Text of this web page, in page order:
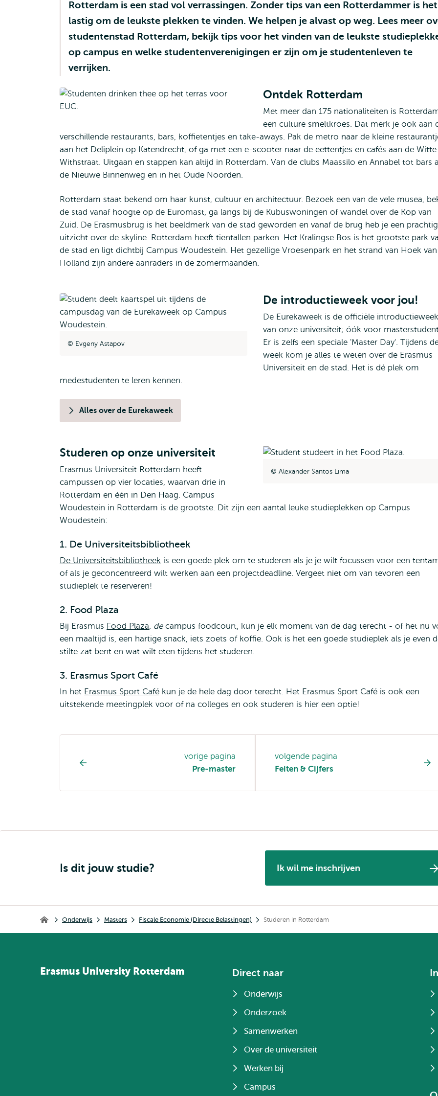
Rotterdam is een stad vol verrassingen. Zonder tips van een Rotterdammer is het
lastig om de leukste plekken te vinden. We helpen je alvast op weg. Lees meer
studentenstad Rotterdam, bekijk tips voor het vinden van de leukste
op campus en welke studentenverenigingen er zijn om je studentenleven te
verrijken.
Ontdek Rotterdam
Met meer dan 175 nationaliteiten is
een culture smeltkroes. Dat merk je ook aan
verschillende restaurants, bars, koffietentjes en take-aways. Pak de metro naar de kleine
aan het Deliplein op Katendrecht, of ga met een e-scooter naar de eettentjes en cafés aan de Witte
Withstraat. Uitgaan en stappen kan altijd in Rotterdam. Van de clubs Maassilo en Annabel tot bars
de Nieuwe Binnenweg en in het Oude Noorden.
Rotterdam staat bekend om haar kunst, cultuur en architectuur. Bezoek een van de vele musea,
de stad vanaf hoogte op de Euromast, ga langs bij de Kubuswoningen of wandel over de Kop van
Zuid. De Erasmusbrug is het beeldmerk van de stad geworden en vanaf de brug heb je een prachtig
uitzicht over de skyline. Rotterdam heeft tientallen parken. Het Kralingse Bos is het grootste park
de stad en ligt dichtbij Campus Woudestein. Het gezellige Vroesenpark en het strand van Hoek van
Holland zijn andere aanraders in de zomermaanden.
Evgeny Astapov
De introductieweek voor jou!
De Eurekaweek is de officiële introductieweek
van onze universiteit; óók voor
Er is zelfs een speciale 'Master Day'. Tijdens
week kom je alles te weten over de Erasmus
Universiteit en de stad. Het is dé plek om
medestudenten te leren kennen.
Alles over de Eurekaweek
Alexander Santos Lima
Studeren op onze universiteit
Erasmus Universiteit Rotterdam heeft
campussen op vier locaties, waarvan drie in
Rotterdam en één in Den Haag. Campus
Woudestein in Rotterdam is de grootste. Dit zijn een aantal leuke studieplekken op Campus
Woudestein:
1. De Universiteitsbibliotheek
De Universiteitsbibliotheek is een goede plek om te studeren als je je wilt focussen voor een
of als je geconcentreerd wilt werken aan een projectdeadline. Vergeet niet om van tevoren een
studieplek te reserveren!
2. Food Plaza
Bij Erasmus Food Plaza, de campus foodcourt, kun je elk moment van de dag terecht - of het nu
een maaltijd is, een hartige snack, iets zoets of koffie. Ook is het een goede studieplek als je even
stilte zat bent en wat wilt eten tijdens het studeren.
3. Erasmus Sport Café
In het Erasmus Sport Café kun je de hele dag door terecht. Het Erasmus Sport Café is ook een
uitstekende meetingplek voor of na colleges en ook studeren is hier een optie!
pagina
vorige pagina
Pre-master
volgende pagina
Feiten & Cijfers
Is dit jouw studie? Ik wil me inschrijven
Home Onderwijs Masters Fiscale Economie (Directe Belastingen) Studeren in Rotterdam
Erasmus University Rotterdam Direct naar
Onderwijs
Onderzoek
Samenwerken
Over de universiteit
Werken bij
Campus